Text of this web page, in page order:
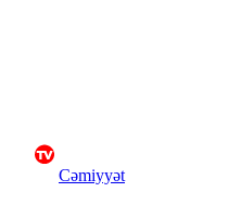
Cəmiyyət